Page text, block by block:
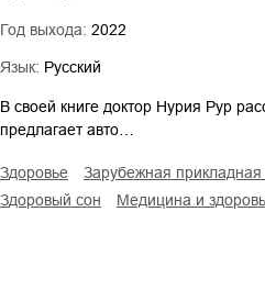
Год выхода: 2022
Язык: Русский
В своей книге доктор Нурия Рур
предлагает авто…
здоровье зарубежная
здоровый сон
медицина и